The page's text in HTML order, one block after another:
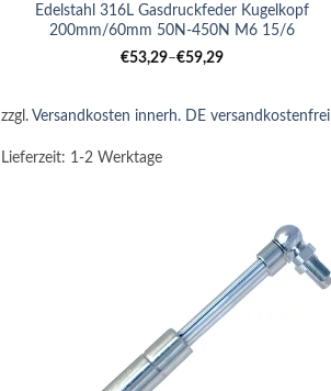
Edelstahl 316L Gasdruckfeder Kugelkopf
200mm/60mm 50N-450N M6 15/6
€53,29–€59,29
zzgl. Versandkosten innerh. DE versandkostenfrei
Lieferzeit: 1-2 Werktage